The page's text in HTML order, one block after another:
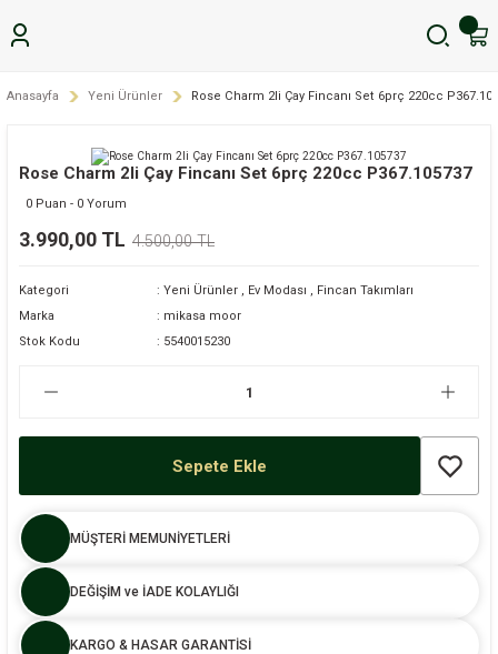
Anasayfa Yeni Ürünler Rose Charm 2li Çay Fincanı Set 6prç 220cc
Rose Charm 2li Çay Fincanı Set 6prç 220cc P367.105737
0 Puan - 0 Yorum
3.990,00 TL 4.500,00 TL
Kategori Yeni Ürünler , Ev Modası , Fincan Takımları
Marka
mikasa moor
Stok Kodu
5540015230
Sepete Ekle
MÜŞTERİ MEMUNİYETLERİ
DEĞİŞİM ve İADE KOLAYLIĞI
KARGO & HASAR GARANTİSİ